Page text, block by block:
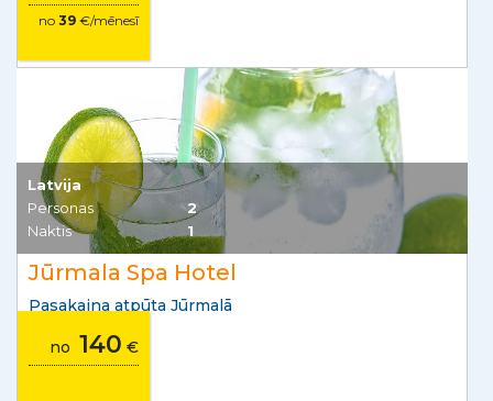
no 39 €/mēnesī
Latvija
Personas
2
Naktis
1
Jūrmala Spa Hotel
Pasakaina atpūta Jūrmalā
no 140 €